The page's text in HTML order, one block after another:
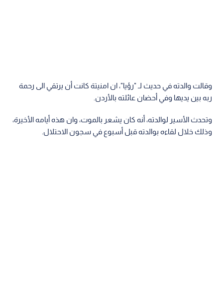
وقالت والدته في حديث لـ "رؤيا"، ان امنيتة كانت أن يرتقي الى رحمة
ربه بين يديها وفي أحضان عائلته بالأردن.
وتحدث الأسير لوالدته، أنه كان يشعر بالموت، وان هذه أيامه الأخيرة،
وذلك خلال لقاءه بوالدته قبل أسبوع في سجون الاحتلال.